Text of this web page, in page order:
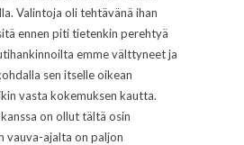
Valintoja oli tehtävänä ihan
ennen piti tietenkin perehtyä
emme välttyneet ja
sen itselle oikean
vasta kokemuksen kautta.
on ollut tältä osin
vauva-ajalta on paljon